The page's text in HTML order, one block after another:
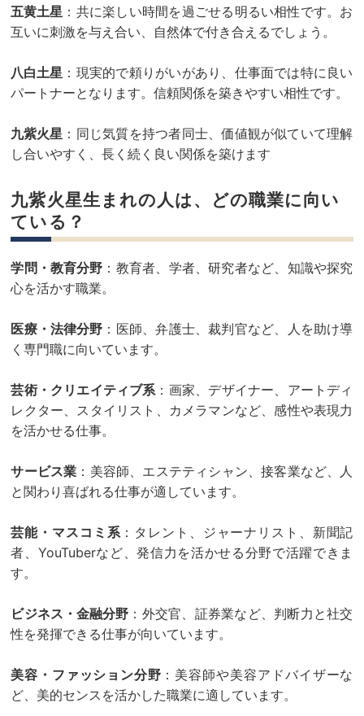
五黄土星 ：共に楽しい時間を過ごせる明るい相性です。お
互いに刺激を与え合い、自然体で付き合えるでしょう。
八白土星 ：現実的で頼りがいがあり、仕事面では特に良い
パートナーとなります。信頼関係を築きやすい相性です。
九紫火星 ：同じ気質を持つ者同士、価値観が似ていて理解
し合いやすく、長く続く良い関係を築けます
九紫火星生まれの人は、どの職業に向い
ている？
学問・教育分野 ：教育者、学者、研究者など、知識や探究
心を活かす職業。
医療・法律分野 ：医師、弁護士、裁判官など、人を助け導
く専門職に向いています。
芸術・クリエイティブ系：画家、デザイナー、アートディ
レクター、スタイリスト、カメラマンなど、感性や表現力
を活かせる仕事。
サービス業 ：美容師、エステティシャン、接客業など、人
と関わり喜ばれる仕事が適しています。
芸能・マスコミ系：タレント、ジャーナリスト、新聞記
者、YouTuberなど、発信力を活かせる分野で活躍できま
す。
ビジネス・金融分野 ：外交官、証券業など、判断力と社交
性を発揮できる仕事が向いています。
美容・ファッション分野 ：美容師や美容アドバイザーな
ど、美的センスを活かした職業に適しています。